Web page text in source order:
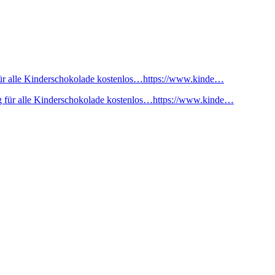
alle Kinderschokolade kostenlos…https://www.kinde…
für alle Kinderschokolade kostenlos…https://www.kinde…